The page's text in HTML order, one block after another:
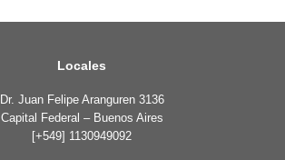
Locales
Dr. Juan Felipe Aranguren 3136
Capital Federal – Buenos Aires
[+549] 1130949092